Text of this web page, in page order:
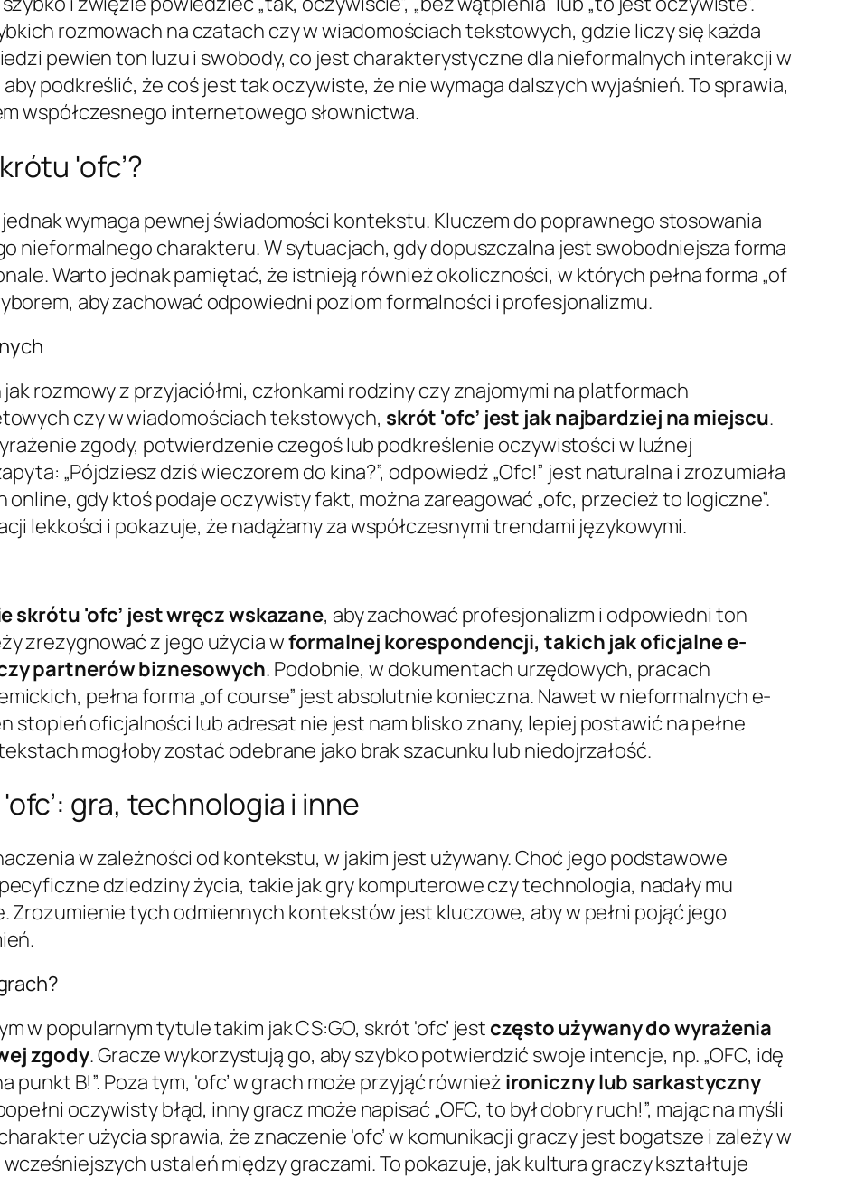
rozmowach na czatach czy w wiadomościach tekstowych, gdzie liczy się każda
pewien ton luzu i swobody, co jest charakterystyczne dla nieformalnych interakcji w
podkreślić, że coś jest tak oczywiste, że nie wymaga dalszych wyjaśnień. To sprawia,
współczesnego internetowego słownictwa.
'ofc’?
wymaga pewnej świadomości kontekstu. Kluczem do poprawnego stosowania
nieformalnego charakteru. W sytuacjach, gdy dopuszczalna jest swobodniejsza forma
Warto jednak pamiętać, że istnieją również okoliczności, w których pełna forma „of
aby zachować odpowiedni poziom formalności i profesjonalizmu.
rozmowy z przyjaciółmi, członkami rodziny czy znajomymi na platformach
czy w wiadomościach tekstowych, skrót 'ofc’ jest jak najbardziej na miejscu.
zgody, potwierdzenie czegoś lub podkreślenie oczywistości w luźnej
„Pójdziesz dziś wieczorem do kina?”, odpowiedź „Ofc!” jest naturalna i zrozumiała
online, gdy ktoś podaje oczywisty fakt, można zareagować „ofc, przecież to logiczne”.
lekkości i pokazuje, że nadążamy za współczesnymi trendami językowymi.
skrótu 'ofc’ jest wręcz wskazane, aby zachować profesjonalizm i odpowiedni ton
zrezygnować z jego użycia wformalnej korespondencji, takich jak oficjalne e-
partnerów biznesowych. Podobnie, w dokumentach urzędowych, pracach
pełna forma „of course” jest absolutnie konieczna. Nawet w nieformalnych e-
stopień oficjalności lub adresat nie jest nam blisko znany, lepiej postawić na pełne
mogłoby zostać odebrane jako brak szacunku lub niedojrzałość.
gra, technologia i inne
w zależności od kontekstu, w jakim jest używany. Choć jego podstawowe
dziedziny życia, takie jak gry komputerowe czy technologia, nadały mu
tych odmiennych kontekstów jest kluczowe, aby w pełni pojąć jego
w popularnym tytule takim jak CS:GO, skrót 'ofc’ jest często używany do wyrażenia
zgody. Gracze wykorzystują go, aby szybko potwierdzić swoje intencje, np. „OFC, idę
punkt B!”. Poza tym, 'ofc’ w grach może przyjąć również ironiczny lub sarkastyczny
oczywisty błąd, inny gracz może napisać „OFC, to był dobry ruch!”, mając na myśli
użycia sprawia, że znaczenie 'ofc’ w komunikacji graczy jest bogatsze i zależy w
ustaleń między graczami. To pokazuje, jak kultura graczy kształtuje